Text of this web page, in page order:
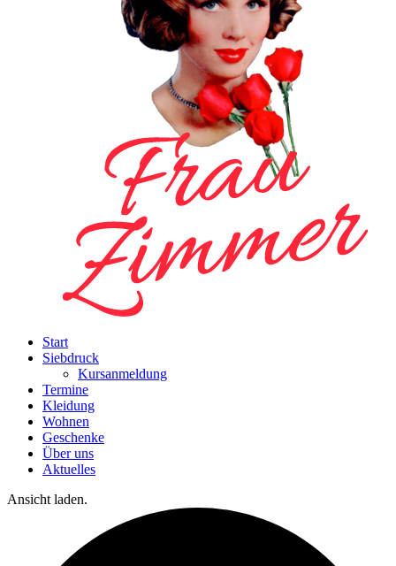
Start
Siebdruck
Kursanmeldung
Termine
Kleidung
Wohnen
Geschenke
Über uns
Aktuelles
Ansicht laden.